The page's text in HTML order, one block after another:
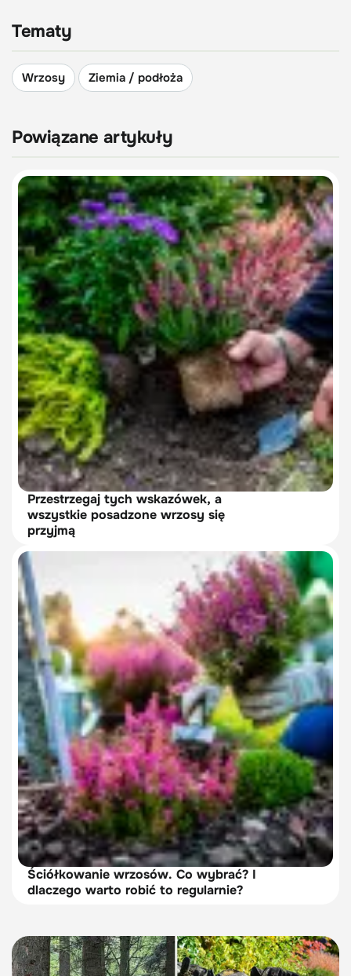
Tematy
Wrzosy Ziemia / podłoża
Powiązane artykuły
Przestrzegaj tych wskazówek, a
wszystkie posadzone wrzosy się
przyjmą
Ściółkowanie wrzosów. Co wybrać? I
dlaczego warto robić to regularnie?